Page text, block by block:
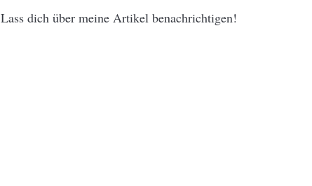
Lass dich über meine Artikel benachrichtigen!